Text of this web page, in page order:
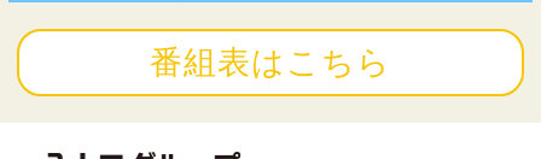
番組表はこちら